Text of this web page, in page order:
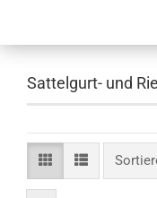
Sattelgurt- und